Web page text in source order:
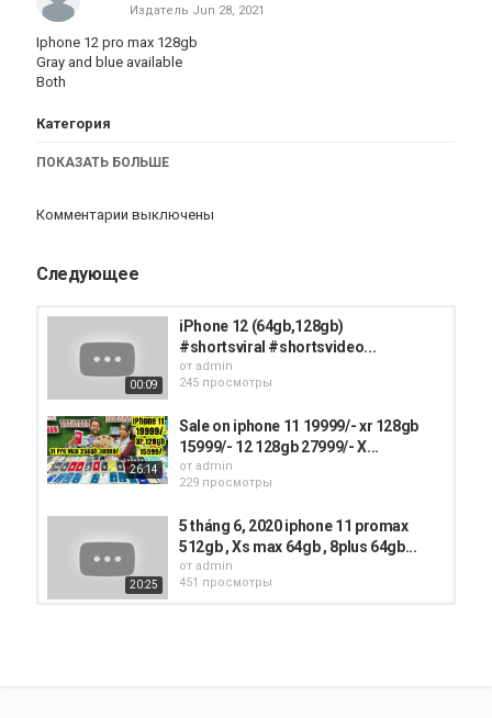
Издатель Jun 28, 2021
Iphone 12 pro max 128gb
Gray and blue available
Both
Категория
ПОКАЗАТЬ БОЛЬШЕ
Комментарии выключены
Следующее
00:09
iPhone 12 (64gb,128gb)
#shortsviral #shortsvideo...
от admin
245 просмотры
26:14
Sale on iphone 11 19999/- xr 128gb
15999/- 12 128gb 27999/- X...
от admin
229 просмотры
20:25
5 tháng 6, 2020 iphone 11 promax
512gb , Xs max 64gb , 8plus 64gb...
от admin
451 просмотры